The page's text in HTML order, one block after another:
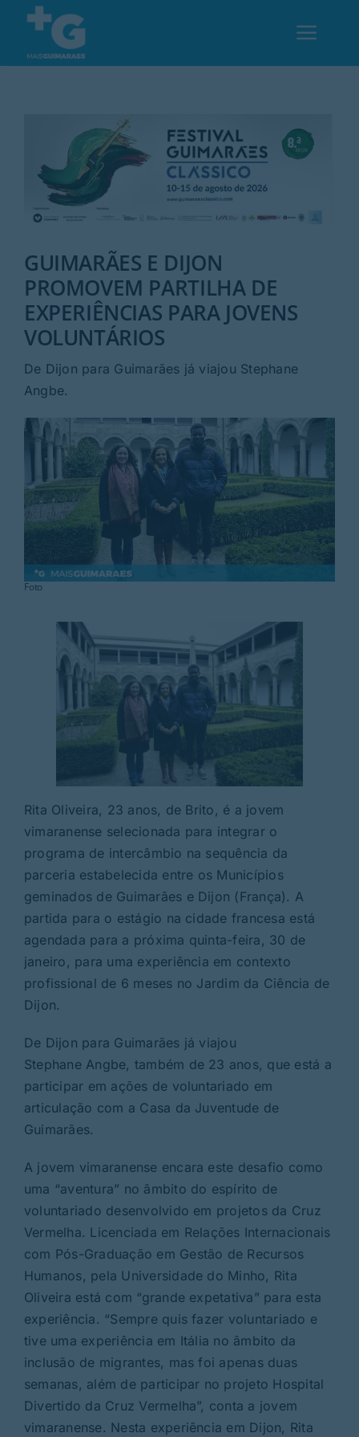
content
Desporto
Opinião
Região
Rubricas
Jornal
GUIMARÃES E DIJON
PROMOVEM PARTILHA DE
EXPERIÊNCIAS PARA JOVENS
VOLUNTÁRIOS
De Dijon para Guimarães já viajou Stephane
Angbe.
Foto
Rita Oliveira, 23 anos, de Brito, é a jovem
vimaranense selecionada para integrar o
programa de intercâmbio na sequência da
parceria estabelecida entre os Municípios
geminados de Guimarães e Dijon (França). A
partida para o estágio na cidade francesa está
agendada para a próxima quinta-feira, 30 de
janeiro, para uma experiência em contexto
profissional de 6 meses no Jardim da Ciência de
Dijon.
De Dijon para Guimarães já viajou
Stephane Angbe, também de 23 anos, que está a
participar em ações de voluntariado em
articulação com a Casa da Juventude de
Guimarães.
A jovem vimaranense encara este desafio como
uma “aventura” no âmbito do espírito de
voluntariado desenvolvido em projetos da Cruz
Vermelha. Licenciada em Relações Internacionais
com Pós-Graduação em Gestão de Recursos
Humanos, pela Universidade do Minho, Rita
Oliveira está com “grande expetativa” para esta
experiência. “Sempre quis fazer voluntariado e
tive uma experiência em Itália no âmbito da
inclusão de migrantes, mas foi apenas duas
semanas, além de participar no projeto Hospital
Divertido da Cruz Vermelha”, conta a jovem
vimaranense. Nesta experiência em Dijon, Rita